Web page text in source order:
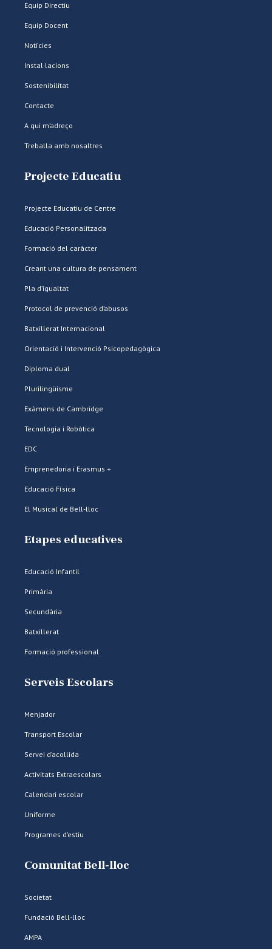
Equip Directiu
Equip Docent
Notícies
Instal·lacions
Sostenibilitat
Contacte
A qui m’adreço
Treballa amb nosaltres
Projecte Educatiu
Projecte Educatiu de Centre
Educació Personalitzada
Formació del caràcter
Creant una cultura de pensament
Pla d’igualtat
Protocol de prevenció d’abusos
Batxillerat Internacional
Orientació i Intervenció Psicopedagògica
Diploma dual
Plurilingüisme
Exàmens de Cambridge
Tecnologia i Robòtica
EDC
Emprenedoria i Erasmus +
Educació Física
El Musical de Bell-lloc
Etapes educatives
Educació Infantil
Primària
Secundària
Batxillerat
Formació professional
Serveis Escolars
Menjador
Transport Escolar
Servei d’acollida
Activitats Extraescolars
Calendari escolar
Uniforme
Programes d’estiu
Comunitat Bell-lloc
Societat
Fundació Bell-lloc
AMPA